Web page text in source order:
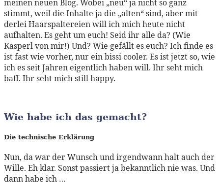
meinen neuen Blog. Wobei „neu“ ja nicht so ganz
stimmt, weil die Inhalte ja die „alten“ sind, aber mit
derlei Haarspaltereien will ich mich heute nicht
aufhalten. Es geht um euch! Seid ihr alle da? (Wie
Kasperl von mir!) Und? Wie gefällt es euch? Ich finde es
ist fast wie vorher, nur ein bissi cooler. Es ist jetzt so, wie
ich es seit Jahren eigentlich haben will. Ihr seht mich
baff. Ihr seht mich still happy.
Wie habe ich das gemacht?
Die technische Erklärung
Nun, da war der Wunsch und irgendwann halt auch der
Wille. Eh klar. Sonst passiert ja bekanntlich nie was. Und
dann habe ich …